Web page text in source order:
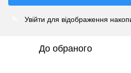
Увійти для відображення
До обраного